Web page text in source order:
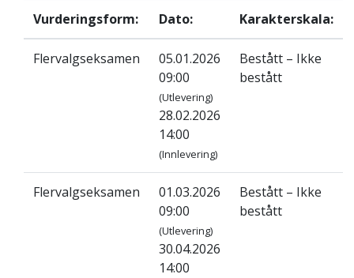
Vurderingsform: Dato: Karakterskala:
Flervalgseksamen
05.01.2026
09:00
(Utlevering)
28.02.2026
14:00
(Innlevering)
Bestått – Ikke
bestått
Flervalgseksamen
01.03.2026
09:00
(Utlevering)
30.04.2026
14:00
Bestått – Ikke
bestått